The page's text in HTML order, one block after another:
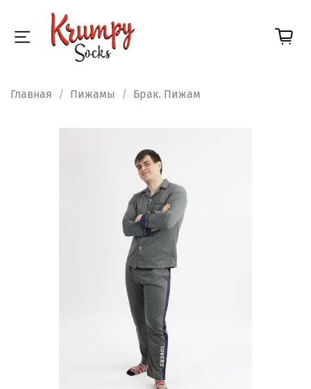
Главная Пижамы Брак. Пижам